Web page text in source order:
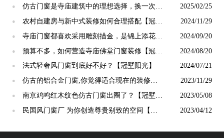
●
仿古门窗是寺庙建筑中的理想选择，换一次用
终生【冠墅阳光】
2025/02/25
●
农村自建房与新中式装修如何合理搭配【冠墅
阳光】
2024/11/29
●
寺庙门窗都喜欢采用雕刻描金，是锦上添花
吗？【冠墅阳光】
2024/09/20
●
预算不多，如何营造寺庙佛堂门窗装修【冠墅
阳光】
2024/08/20
● 法式轻奢风门窗到底好不好？【冠墅阳光】 2024/07/21
●
仿古的铝合金门窗,你觉得适合现在的装修吗?
【冠墅阳光】
2023/11/29
●
南京鸡鸣红木纹色仿古门窗出圈了？【冠墅阳
光】
2023/05/08
●
民国风门窗厂 为你创造尊贵别致的空间【冠
2023/04/12